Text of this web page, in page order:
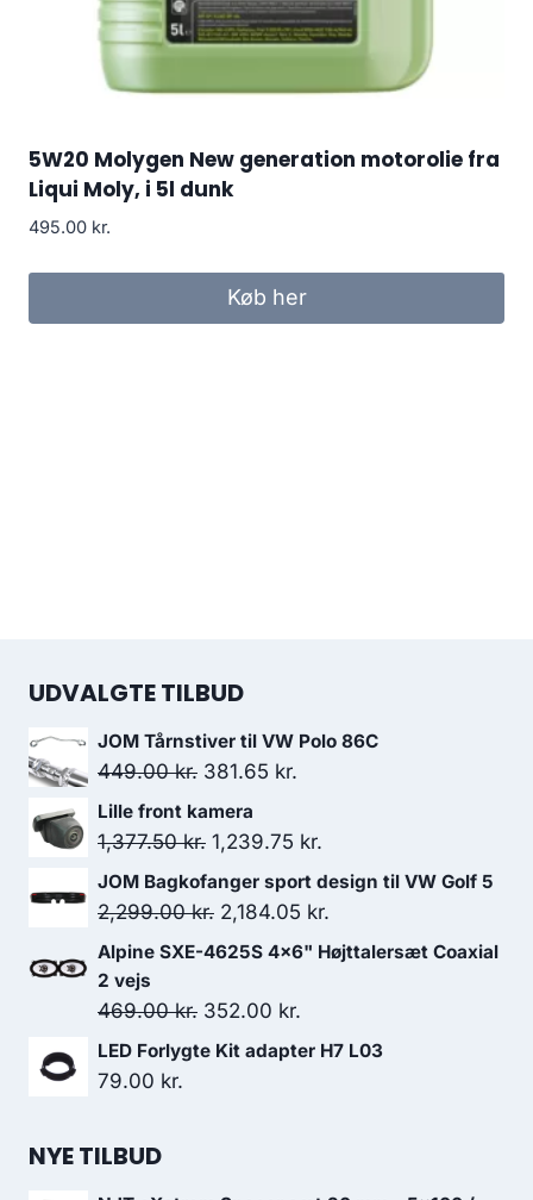
5W20 Molygen New generation motorolie fra
Liqui Moly, i 5l dunk
495.00 kr.
Køb her
UDVALGTE TILBUD
JOM Tårnstiver til VW Polo 86C
449.00kr. Den
oprindelige
pris
449.00 kr..
381.65 kr.
pris
381.65 kr..
Lille front kamera
1,377.50kr. Den
oprindelige
pris
1,239.75 kr.
aktuelle
pris
1,239.75 kr..
JOM Bagkofanger sport design til VW Golf 5
2,299.00kr. Den
oprindelige
var:
2,299.00 kr..
2,184.05 kr.
aktuelle
2,184.05 kr..
Alpine SXE-4625S 4x6" Højttalersæt Coaxial
2 vejs
469.00kr. Den
oprindelige
352.00 kr.
aktuelle
LED Forlygte Kit adapter H7 L03
79.00 kr.
NYE TILBUD